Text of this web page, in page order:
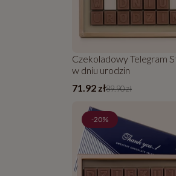
Czekoladowy Telegram
w dniu urodzin
71.92 zł89.90 zł
-20%